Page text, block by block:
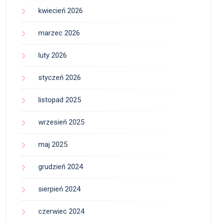
kwiecień 2026
marzec 2026
luty 2026
styczeń 2026
listopad 2025
wrzesień 2025
maj 2025
grudzień 2024
sierpień 2024
czerwiec 2024